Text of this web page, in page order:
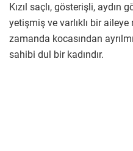
Kızıl saçlı, gösterişli, aydın
yetişmiş ve varlıklı bir
zamanda kocasından
sahibi dul bir kadındır.